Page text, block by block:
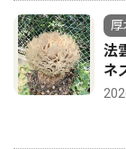
厚
法
ネ